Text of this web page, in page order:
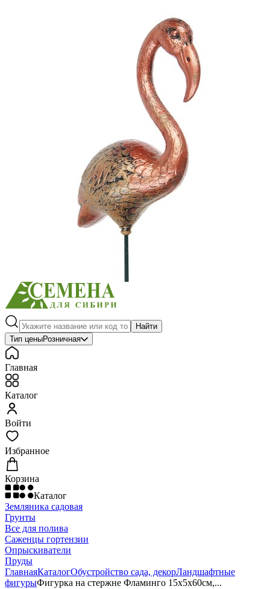
Заказать обратный звонок
Газонные травы, сидераты
Горшки, рассадники, аксессуары
Посадочный материал
Садовый инструмент, инвентарь
Консервирование
Средства защиты, удобрения, добавки, химия
Найти
Тип ценыРозничная
Главная
Каталог
Войти
Избранное
Корзина
Каталог
Земляника садовая
Грунты
Все для полива
Саженцы гортензии
Опрыскиватели
Пруды
ГлавнаяКаталогОбустройство сада, декорЛандшафтные
фигурыФигурка на стержне Фламинго 15х5х60см,...